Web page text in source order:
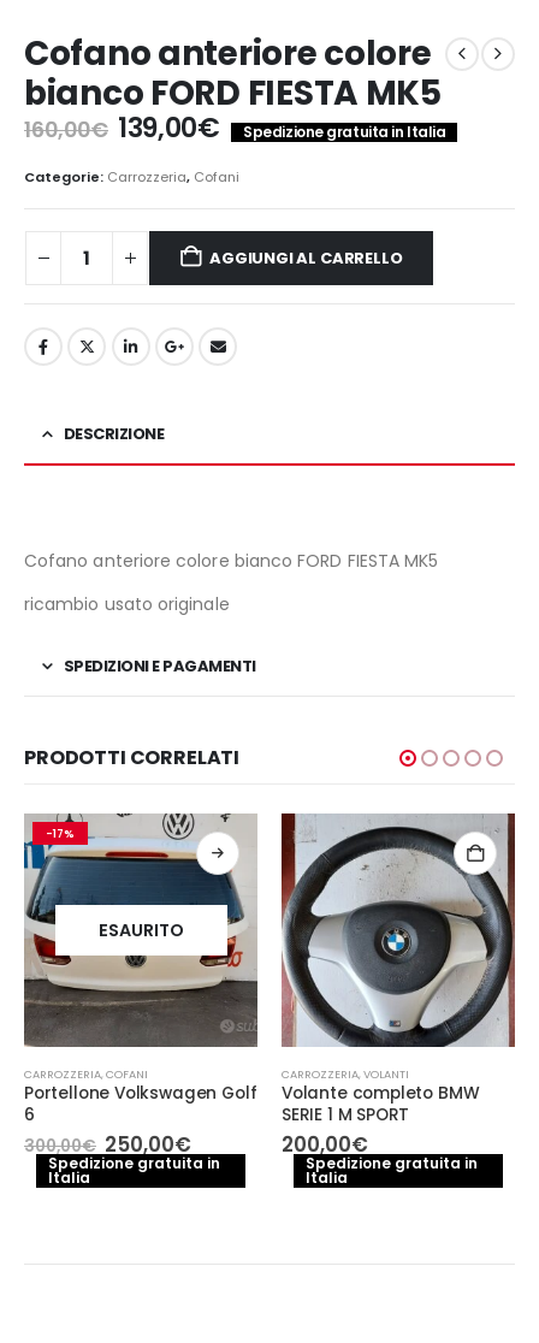
Cofano anteriore colore
bianco FORD FIESTA MK5
160,00€ Il
prezzo
originale
era:
160,00€.
139,00€Il
prezzo
attuale
è:
139,00€.
Spedizione gratuita in Italia
Categorie: Carrozzeria, Cofani
AGGIUNGI AL CARRELLO
DESCRIZIONE
Cofano anteriore colore bianco FORD FIESTA MK5
ricambio usato originale
SPEDIZIONI E PAGAMENTI
PRODOTTI CORRELATI
-17%
ESAURITO
CARROZZERIA,COFANI
Portellone Volkswagen Golf
6
300,00€ Il
prezzo
originale
250,00€Il
prezzo
attuale
Spedizione gratuita in
Italia
CARROZZERIA,VOLANTI
Volante completo BMW
SERIE 1 M SPORT
200,00€
Spedizione gratuita in
Italia